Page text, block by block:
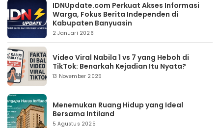
IDNUpdate.com Perkuat Akses Informasi
Warga, Fokus Berita Independen di
Kabupaten Banyuasin
2 Januari 2026
Video Viral Nabila 1 vs 7 yang Heboh di
TikTok: Benarkah Kejadian Itu Nyata?
13 November 2025
Menemukan Ruang Hidup yang Ideal
Bersama Intiland
5 Agustus 2025